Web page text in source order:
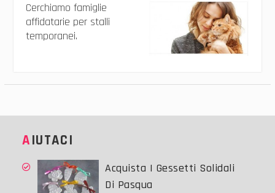
Cerchiamo famiglie
affidatarie per stalli
temporanei.
AIUTACI
Acquista I Gessetti Solidali
Di Pasqua